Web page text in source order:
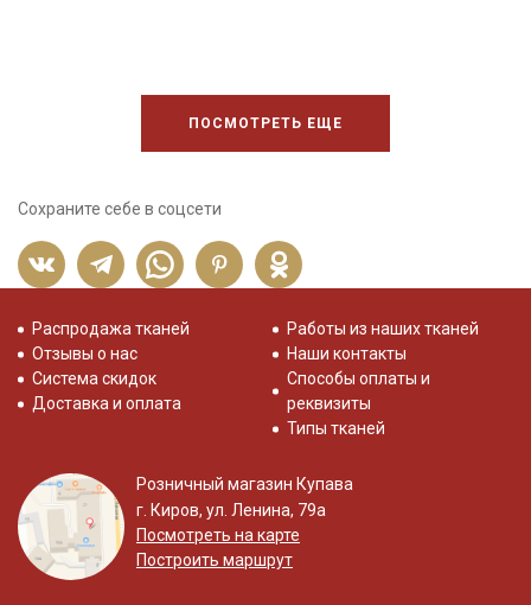
ПОСМОТРЕТЬ ЕЩЕ
Сохраните себе в соцсети
Распродажа тканей
Отзывы о нас
Система скидок
Доставка и оплата
Работы из наших тканей
Наши контакты
Способы оплаты и
реквизиты
Типы тканей
Розничный магазин Купава
г. Киров, ул. Ленина, 79а
Посмотреть на карте
Построить маршрут